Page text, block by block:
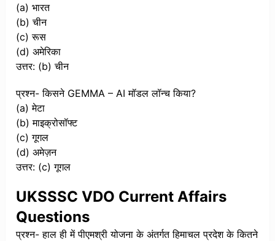
(a) भारत
(b) चीन
(c) रूस
(d) अमेरिका
उत्तर: (b) चीन
प्रश्न- किसने GEMMA – AI मॉडल लॉन्च किया?
(a) मेटा
(b) माइक्रोसॉफ्ट
(c) गूगल
(d) अमेज़न
उत्तर: (c) गूगल
UKSSSC VDO Current Affairs
Questions
प्रश्न- हाल ही में पीएमश्री योजना के अंतर्गत हिमाचल प्रदेश के कितने